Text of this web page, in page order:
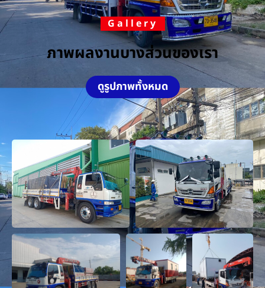
Gallery
ภาพผลงานบางส่วนของเรา
ดูรูปภาพทั้งหมด